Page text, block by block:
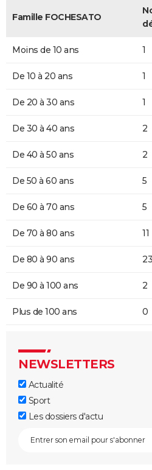
Famille FOCHESATO
Moins de 10 ans 1
De 10 à 20 ans 1
De 20 à 30 ans 1
De 30 à 40 ans 2
De 40 à 50 ans 2
De 50 à 60 ans 5
De 60 à 70 ans 5
De 70 à 80 ans 11
De 80 à 90 ans 23
De 90 à 100 ans 2
Plus de 100 ans 0
NEWSLETTERS
Actualité
Sport
Les dossiers d'actu